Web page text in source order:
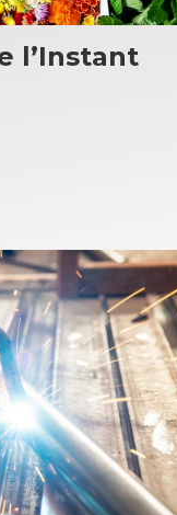
l’Instant